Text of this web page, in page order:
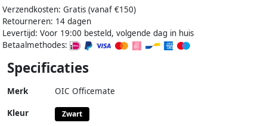
Verzendkosten: Gratis (vanaf €150)
Retourneren: 14 dagen
Levertijd: Voor 19:00 besteld, volgende dag in huis
Betaalmethodes:
Specificaties
Merk OIC Officemate
Kleur Zwart